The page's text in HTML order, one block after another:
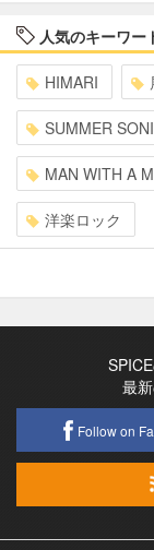
人気のキーワー
HIMARI
SUMMER
MAN WITH A
洋楽ロック
最
Follow on